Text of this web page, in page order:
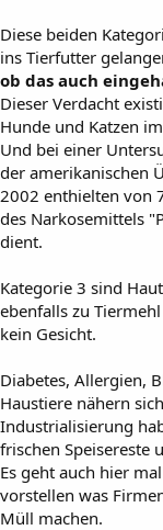
Diese beiden
ins Tierfutter
ob das auch
Dieser Verdacht
Hunde und Katzen
Und bei einer
der amerikanischen
2002 enthielten von
des Narkosemittels
dient.
Kategorie 3 sind
ebenfalls zu
kein Gesicht.
Diabetes, Allergien,
Haustiere nähern
Industrialisierung
frischen Speisereste
Es geht auch hier
vorstellen was
Müll machen.